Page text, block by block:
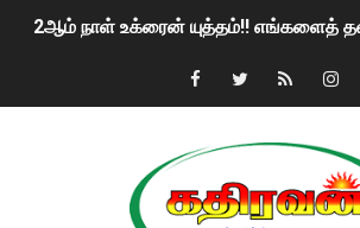
2ஆம் நாள் உக்ரைன் யுத்தம்!! எங்களைத்
கதிரவன் வாசகர்களுக்கு இனிய
ரவுடி பேபிக்கு நடந்த தரமான